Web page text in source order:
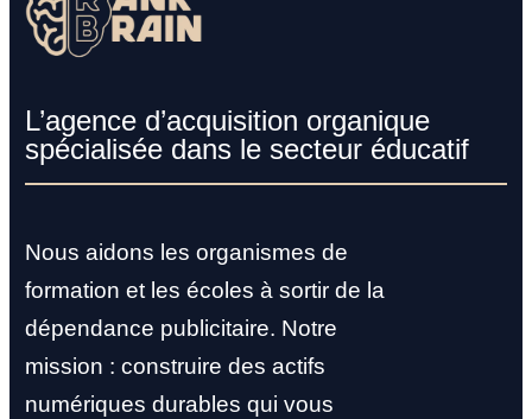
L’agence d’acquisition organique
spécialisée dans le secteur éducatif
Nous aidons les organismes de
formation et les écoles à sortir de la
dépendance publicitaire. Notre
mission : construire des actifs
numériques durables qui vous